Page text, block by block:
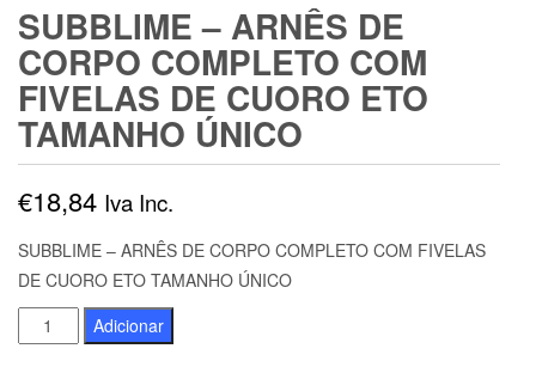
SUBBLIME – ARNÊS DE
CORPO COMPLETO COM
FIVELAS DE CUORO ETO
TAMANHO ÚNICO
€18,84 Iva Inc.
SUBBLIME – ARNÊS DE CORPO COMPLETO COM FIVELAS
DE CUORO ETO TAMANHO ÚNICO
Quantidade
de
Adicionar